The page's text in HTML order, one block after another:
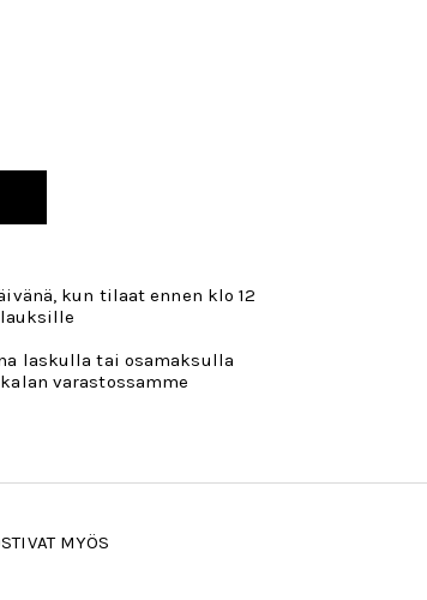
kun tilaat ennen klo 12
laskulla tai osamaksulla
varastossamme
MYÖS